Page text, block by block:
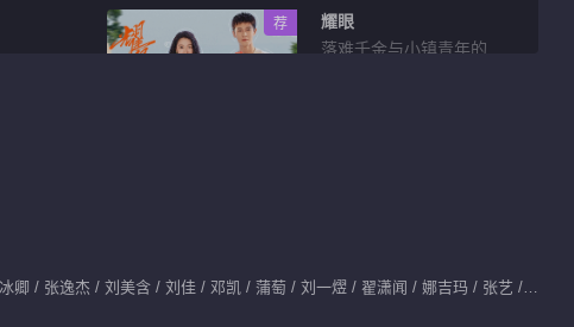
荐
耀眼
落难千金与小镇青年的
01:18
主演：胡一天 / 胡冰卿 / 张逸杰 / 刘美含 / 刘佳 / 邓凯 / 蒲萄 / 刘一熤 / 翟潇闻 / 娜吉玛 / 张艺 / 刘碧渠